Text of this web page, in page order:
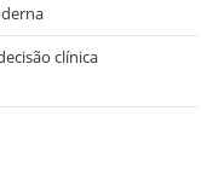
clínica